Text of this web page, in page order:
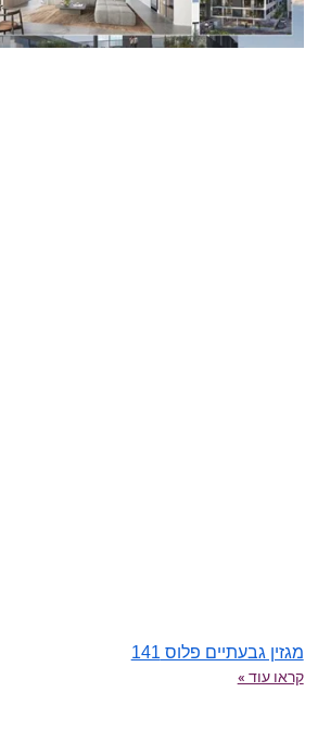
מגזין גבעתיים פלוס 141
קראו עוד »